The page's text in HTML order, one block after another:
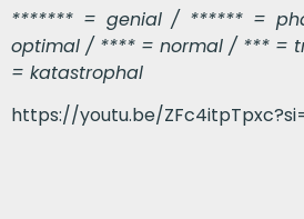
******* = genial / ****** =
optimal / **** = normal / *** =
= katastrophal
https://youtu.be/